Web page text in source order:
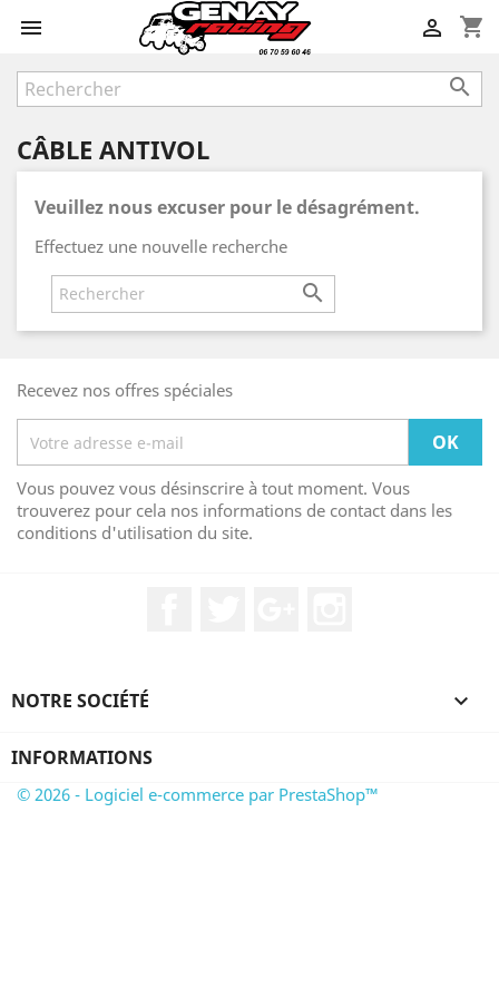
 shopping_cart


CÂBLE ANTIVOL
Veuillez nous excuser pour le désagrément.
Effectuez une nouvelle recherche

Recevez nos offres spéciales
Vous pouvez vous désinscrire à tout moment. Vous
trouverez pour cela nos informations de contact dans les
conditions d'utilisation du site.
NOTRE SOCIÉTÉ 
INFORMATIONS
© 2026 - Logiciel e-commerce par PrestaShop™